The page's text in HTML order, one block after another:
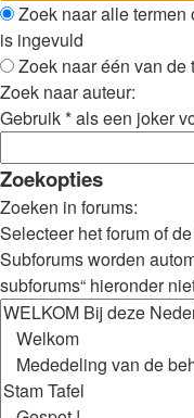
Zoek naar alle
is ingevuld
Zoek naar één van de
Zoek naar auteur:
Gebruik * als een joker
Zoekopties
Zoeken in forums:
Selecteer het forum of
Subforums worden
subforums“ hieronder